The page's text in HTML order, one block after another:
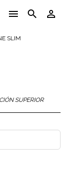
menu search person_outline
SLIM
SUPERIOR